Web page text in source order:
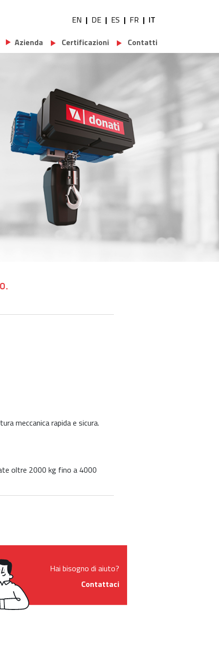
EN DE ES FR IT
Utility navigation
Azienda Certificazioni Contatti
meccanica rapida e sicura.
oltre 2000 kg fino a 4000
Hai bisogno di aiuto?
Contattaci